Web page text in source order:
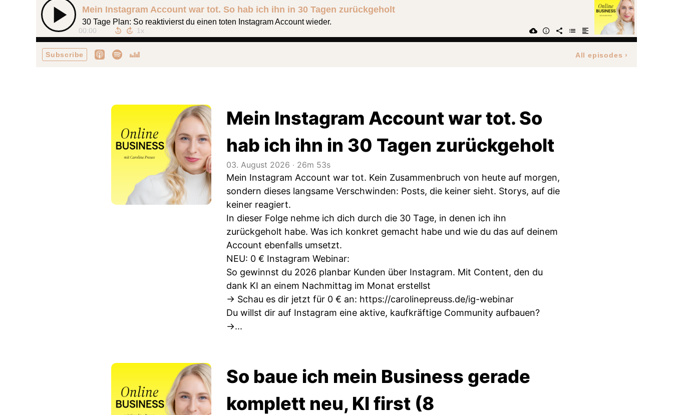
Mein Instagram Account war tot. So hab ich ihn in 30 Tagen zurückgeholt
30 Tage Plan: So reaktivierst du einen toten Instagram Account wieder.
00:00
Subscribe All episodes ›
Mein Instagram Account war tot. So
hab ich ihn in 30 Tagen zurückgeholt
03. August 2026 ‧ 26m 53s
Mein Instagram Account war tot. Kein Zusammenbruch von heute auf morgen,
sondern dieses langsame Verschwinden: Posts, die keiner sieht. Storys, auf die
keiner reagiert.
In dieser Folge nehme ich dich durch die 30 Tage, in denen ich ihn
zurückgeholt habe. Was ich konkret gemacht habe und wie du das auf deinem
Account ebenfalls umsetzt.
NEU: 0 € Instagram Webinar:
So gewinnst du 2026 planbar Kunden über Instagram. Mit Content, den du
dank KI an einem Nachmittag im Monat erstellst
→ Schau es dir jetzt für 0 € an: https://carolinepreuss.de/ig-webinar
Du willst dir auf Instagram eine aktive, kaufkräftige Community aufbauen?
→...
So baue ich mein Business gerade
komplett neu, KI first (8